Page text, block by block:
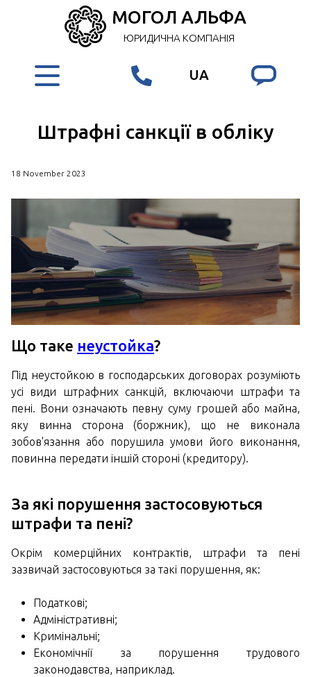
МОГОЛ АЛЬФА
ЮРИДИЧНА КОМПАНІЯ
UA
Штрафні санкції в обліку
18 November 2023
Що таке неустойка?
Під неустойкою в господарських договорах розуміють
усі види штрафних санкцій, включаючи штрафи та
пені. Вони означають певну суму грошей або майна,
яку винна сторона (боржник), що не виконала
зобов'язання або порушила умови його виконання,
повинна передати іншій стороні (кредитору).
За які порушення застосовуються
штрафи та пені?
Окрім комерційних контрактів, штрафи та пені
зазвичай застосовуються за такі порушення, як:
Податкові;
Адміністративні;
Кримінальні;
Економічнії за порушення трудового
законодавства, наприклад.